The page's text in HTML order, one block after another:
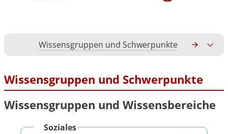
Wissensgruppen und Schwerpunkte
Wissensgruppen und Schwerpunkte
Wissensgruppen und Wissensbereiche
Soziales